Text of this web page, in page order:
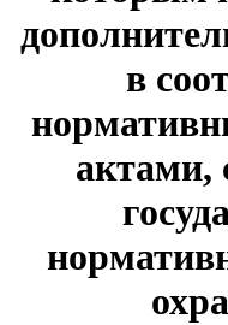
в
актами,